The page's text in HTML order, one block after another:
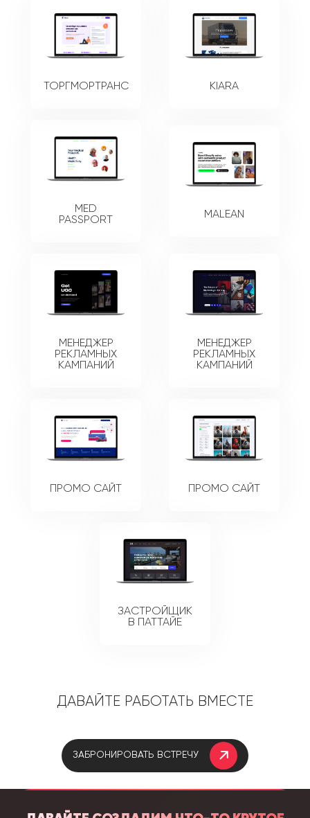
ТОРГМОРТРАНС KIARA
MED
PASSPORT
MALEAN
МЕНЕДЖЕР
РЕКЛАМНЫХ
КАМПАНИЙ
МЕНЕДЖЕР
РЕКЛАМНЫХ
КАМПАНИЙ
ПРОМО САЙТ ПРОМО САЙТ
ЗАСТРОЙЩИК
В ПАТТАЙЕ
Давайте работать вместе
Забронировать встречу